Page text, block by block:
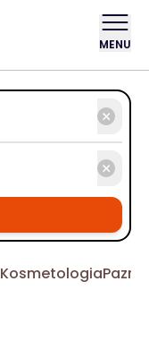
MENU
Kosmetologia